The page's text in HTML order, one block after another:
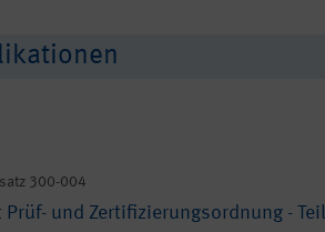
300-004
Prüf- und Zertifizierungsordnung -